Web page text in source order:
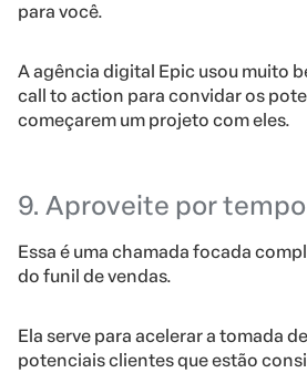
para você.
A agência digital Epic usou muito
call to action para convidar os
começarem um projeto com eles.
9. Aproveite por
Essa é uma chamada focada
do funil de vendas.
Ela serve para acelerar a tomada
potenciais clientes que estão